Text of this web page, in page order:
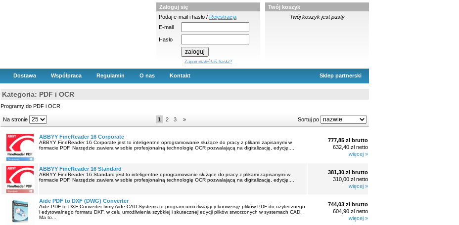
Zaloguj się
Podaj e-mail i hasło / Rejestracja
E-mail
Hasło
Zapomniałeś/aś hasła?
Twój koszyk
Twój koszyk jest pusty
Dostawa Współpraca Regulamin O nas Kontakt Sklep partnerski
Kategoria: PDF i OCR
Programy do PDF i OCR
Na stronie 1 2 3 » Sortuj po
ABBYY FineReader 16 Corporate
ABBYY FineReader 16 Corporate jest to inteligentne oprogramowanie służące do pracy z plikami zapisanymi w
formacie PDF. Narzędzie zawiera w sobie profesjonalną technologię OCR pozwalającą na digitalizację, edycję,...
777,85 zł brutto
632,40 zł netto
więcej »
ABBYY FineReader 16 Standard
ABBYY FineReader 16 Standard jest to inteligentne oprogramowanie służące do pracy z plikami zapisanymi w
formacie PDF. Narzędzie zawiera w sobie profesjonalną technologię OCR pozwalającą na digitalizację, edycję,...
381,30 zł brutto
310,00 zł netto
więcej »
Aide PDF to DXF (DWG) Converter
Aide PDF to DXF Converter firmy Aide CAD Systems to program umożliwiający konwersję plików PDF do użytecznego
i edytowalnego formatu DXF, w celu umożliwienia szybkiej i skutecznej edycji plików stworzonych w systemach CAD.
Ma to...
744,03 zł brutto
604,90 zł netto
więcej »